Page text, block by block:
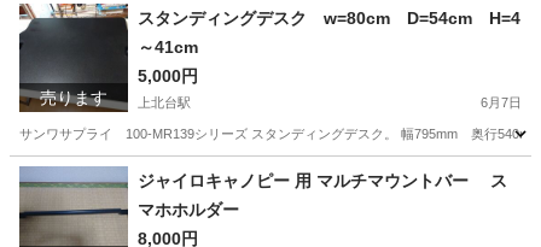
売ります
スタンディングデスク w=80cm D=54cm H=4
～41cm
5,000円
上北台駅 6月7日
サンワサプライ 100-MR139シリーズ スタンディングデスク。 幅795mm 奥行
東京 東大和市 上北台駅 テーブル スタンディングデスク
ジャイロキャノピー 用 マルチマウントバー ス
マホホルダー
8,000円